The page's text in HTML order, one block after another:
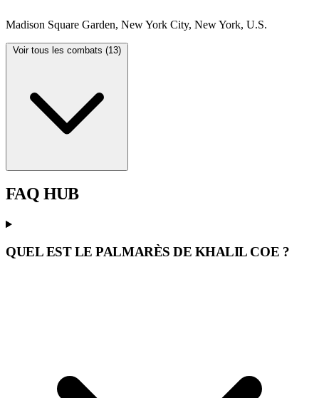
Madison Square Garden, New York City, New York, U.S.
Voir tous les combats (13)
FAQ HUB
QUEL EST LE PALMARÈS DE KHALIL COE ?